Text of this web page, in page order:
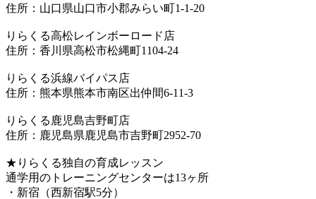
住所：山口県山口市小郡みらい町1-1-20
りらくる高松レインボーロード店
住所：香川県高松市松縄町1104-24
りらくる浜線バイパス店
住所：熊本県熊本市南区出仲間6-11-3
りらくる鹿児島吉野町店
住所：鹿児島県鹿児島市吉野町2952-70
★りらくる独自の育成レッスン
通学用のトレーニングセンターは13ヶ所
・新宿（西新宿駅5分）